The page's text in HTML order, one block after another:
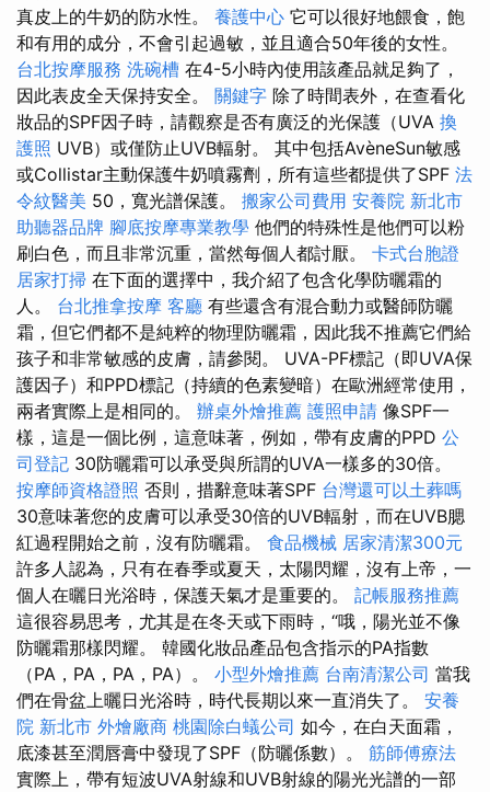
真皮上的牛奶的防水性。 養護中心 它可以很好地餵食，飽
和有用的成分，不會引起過敏，並且適合50年後的女性。
台北按摩服務 洗碗槽 在4-5小時內使用該產品就足夠了，
因此表皮全天保持安全。 關鍵字 除了時間表外，在查看化
妝品的SPF因子時，請觀察是否有廣泛的光保護（UVA 換
護照 UVB）或僅防止UVB輻射。 其中包括AvèneSun敏感
或Collistar主動保護牛奶噴霧劑，所有這些都提供了SPF 法
令紋醫美 50，寬光譜保護。 搬家公司費用 安養院 新北市
助聽器品牌 腳底按摩專業教學 他們的特殊性是他們可以粉
刷白色，而且非常沉重，當然每個人都討厭。 卡式台胞證
居家打掃 在下面的選擇中，我介紹了包含化學防曬霜的
人。 台北推拿按摩 客廳 有些還含有混合動力或醫師防曬
霜，但它們都不是純粹的物理防曬霜，因此我不推薦它們給
孩子和非常敏感的皮膚，請參閱。 UVA-PF標記（即UVA保
護因子）和PPD標記（持續的色素變暗）在歐洲經常使用，
兩者實際上是相同的。 辦桌外燴推薦 護照申請 像SPF一
樣，這是一個比例，這意味著，例如，帶有皮膚的PPD 公
司登記 30防曬霜可以承受與所謂的UVA一樣多的30倍​​。
按摩師資格證照 否則，措辭意味著SPF 台灣還可以土葬嗎
30意味著您的皮膚可以承受30倍的UVB輻射，而在UVB腮
紅過程開始之前，沒有防曬霜。 食品機械 居家清潔300元
許多人認為，只有在春季或夏天，太陽閃耀，沒有上帝，一
個人在曬日光浴時，保護天氣才是重要的。 記帳服務推薦
這很容易思考，尤其是在冬天或下雨時，“哦，陽光並不像
防曬霜那樣閃耀。 韓國化妝品產品包含指示的PA指數
（PA，PA，PA，PA）。 小型外燴推薦 台南清潔公司 當我
們在骨盆上曬日光浴時，時代長期以來一直消失了。 安養
院 新北市 外燴廠商 桃園除白蟻公司 如今，在白天面霜，
底漆甚至潤唇膏中發現了SPF（防曬係數）。 筋師傅療法
實際上，帶有短波UVA射線和UVB射線的陽光光譜的一部